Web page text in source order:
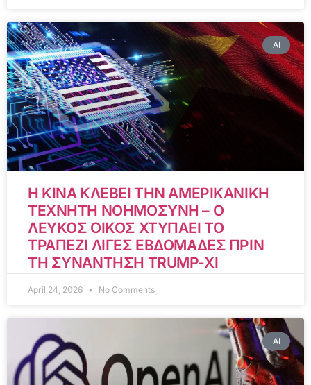
AI
Η ΚΙΝΑ ΚΛΕΒΕΙ ΤΗΝ ΑΜΕΡΙΚΑΝΙΚΗ
ΤΕΧΝΗΤΗ ΝΟΗΜΟΣΥΝΗ – Ο
ΛΕΥΚΟΣ ΟΙΚΟΣ ΧΤΥΠΑΕΙ ΤΟ
ΤΡΑΠΕΖΙ ΛΙΓΕΣ ΕΒΔΟΜΑΔΕΣ ΠΡΙΝ
ΤΗ ΣΥΝΑΝΤΗΣΗ TRUMP-XI
April 24, 2026 No Comments
AI